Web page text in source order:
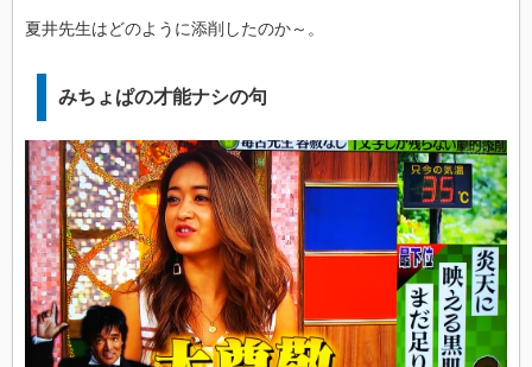
夏井先生はどのように添削したのか～。
みちょぱの才能ナシの句